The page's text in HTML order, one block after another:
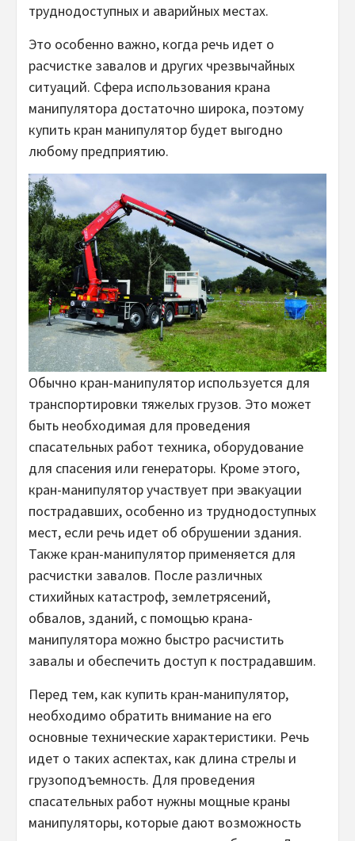
труднодоступных и аварийных местах.
Это особенно важно, когда речь идет о
расчистке завалов и других чрезвычайных
ситуаций. Сфера использования крана
манипулятора достаточно широка, поэтому
купить кран манипулятор будет выгодно
любому предприятию.
Обычно кран-манипулятор используется для
транспортировки тяжелых грузов. Это может
быть необходимая для проведения
спасательных работ техника, оборудование
для спасения или генераторы. Кроме этого,
кран-манипулятор участвует при эвакуации
пострадавших, особенно из труднодоступных
мест, если речь идет об обрушении здания.
Также кран-манипулятор применяется для
расчистки завалов. После различных
стихийных катастроф, землетрясений,
обвалов, зданий, с помощью крана-
манипулятора можно быстро расчистить
завалы и обеспечить доступ к пострадавшим.
Перед тем, как купить кран-манипулятор,
необходимо обратить внимание на его
основные технические характеристики. Речь
идет о таких аспектах, как длина стрелы и
грузоподъемность. Для проведения
спасательных работ нужны мощные краны
манипуляторы, которые дают возможность